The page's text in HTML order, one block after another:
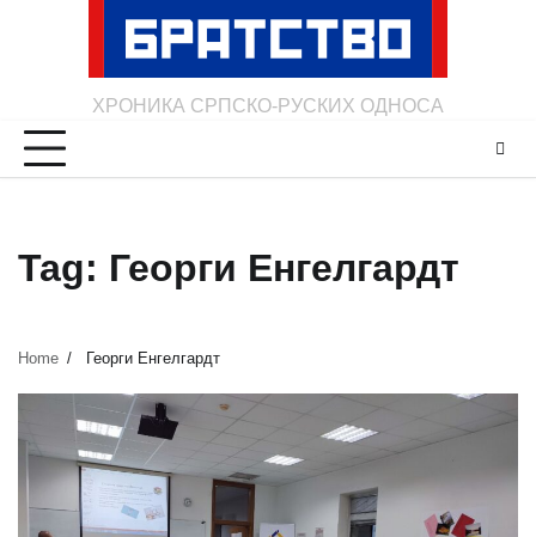
ХРОНИКА СРПСКО-РУСКИХ ОДНОСА
Tag: Георги Енгелгардт
Home Георги Енгелгардт